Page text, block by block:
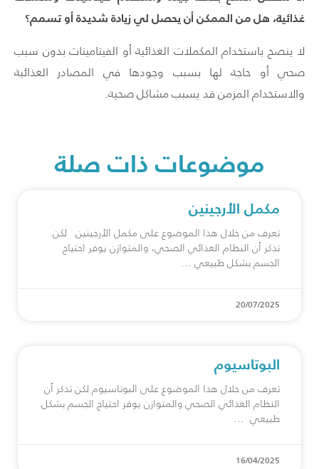
غذائية، هل من الممكن أن يحصل لي زيادة شديدة أو تسمم؟
لا ينصح باستخدام المكملات الغذائية أو الفيتامينات بدون سبب
صحي أو حاجة لها بسبب وجودها في المصادر الغذائية
والاستخدام المزمن قد يسبب مشاكل صحية.
موضوعات ذات صلة
مكمل الأرجينين
تعرف من خلال هذا الموضوع على مكمل الأرجينين لكن
تذكر أن النظام الغذائي الصحي، والمتوازن يوفر احتياج
الجسم بشكل طبيعي
20/07/2025
البوتاسيوم
تعرف من خلال هذا الموضوع على البوتاسيوم لكن تذكر أن
النظام الغذائي الصحي والمتوازن يوفر احتياج الجسم بشكل
طبيعي
16/04/2025